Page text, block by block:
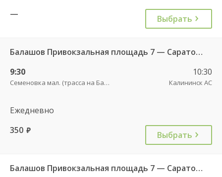
— Выбрать
Балашов Привокзальная площадь 7 — Саратов АВ Центральный (ул им Пугачева 179 А) 603-1
9:30
Семеновка мал. (трасса на Балашов)
10:30
Калининск АС
Ежедневно
350 руб. Выбрать
Балашов Привокзальная площадь 7 — Саратов АВ Центральный (ул им Пугачева 179 А) 603-1